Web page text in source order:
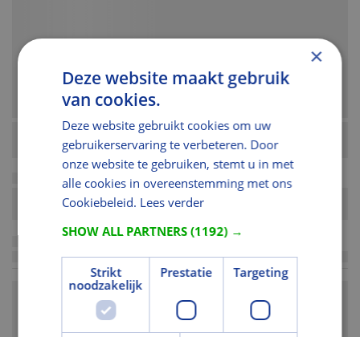
×
Deze website maakt gebruik
van cookies.
Deze website gebruikt cookies om uw
gebruikerservaring te verbeteren. Door
onze website te gebruiken, stemt u in met
alle cookies in overeenstemming met ons
Cookiebeleid. Lees verder
SHOW ALL PARTNERS(1192) →
Strikt
noodzakelijk
Prestatie Targeting